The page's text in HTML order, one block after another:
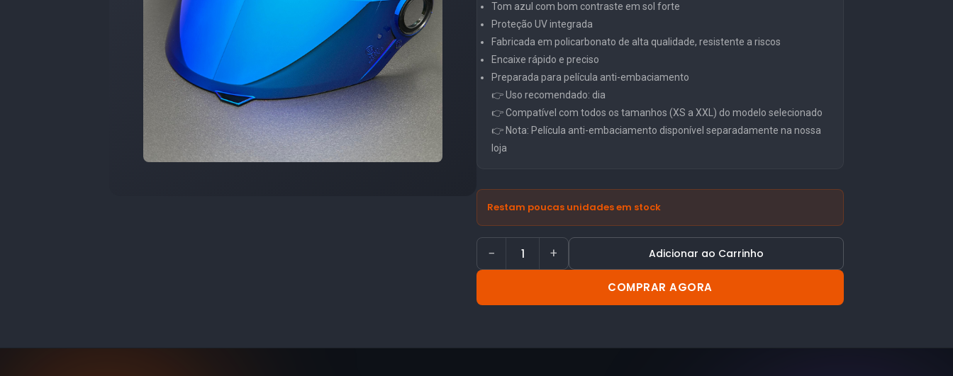
Tom azul com bom contraste em sol forte
Proteção UV integrada
Fabricada em policarbonato de alta qualidade, resistente a riscos
Encaixe rápido e preciso
Preparada para película anti-embaciamento
👉 Uso recomendado: dia
👉 Compatível com todos os tamanhos (XS a XXL) do modelo selecionado
👉 Nota: Película anti-embaciamento disponível separadamente na nossa
loja
Restam poucas unidades em stock
− + Adicionar ao Carrinho
COMPRAR AGORA